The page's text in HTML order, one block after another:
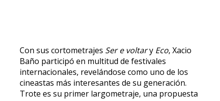
Con sus cortometrajes Ser e voltary Eco, Xacio
Baño participó en multitud de festivales
internacionales, revelándose como uno de los
cineastas más interesantes de su generación.
Trote es su primer largometraje, una propuesta